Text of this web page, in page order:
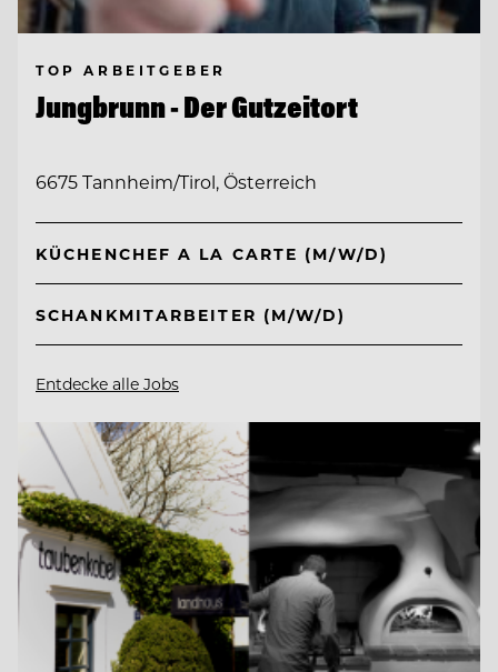
TOP ARBEITGEBER
Jungbrunn - Der Gutzeitort
6675 Tannheim/Tirol, Österreich
KÜCHENCHEF A LA CARTE (M/W/D)
SCHANKMITARBEITER (M/W/D)
Entdecke alle Jobs